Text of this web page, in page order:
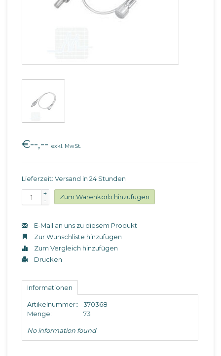
€--,-- exkl. MwSt.
Lieferzeit: Versand in 24 Stunden
+
-
Zum Warenkorb hinzufügen
E-Mail an uns zu diesem Produkt
Zur Wunschliste hinzufügen
Zum Vergleich hinzufügen
Drucken
Informationen
Artikelnummer::
370368
Menge:
73
No information found